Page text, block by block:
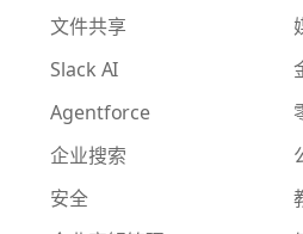
文件共享
Slack AI
Agentforce
企业搜索
安全